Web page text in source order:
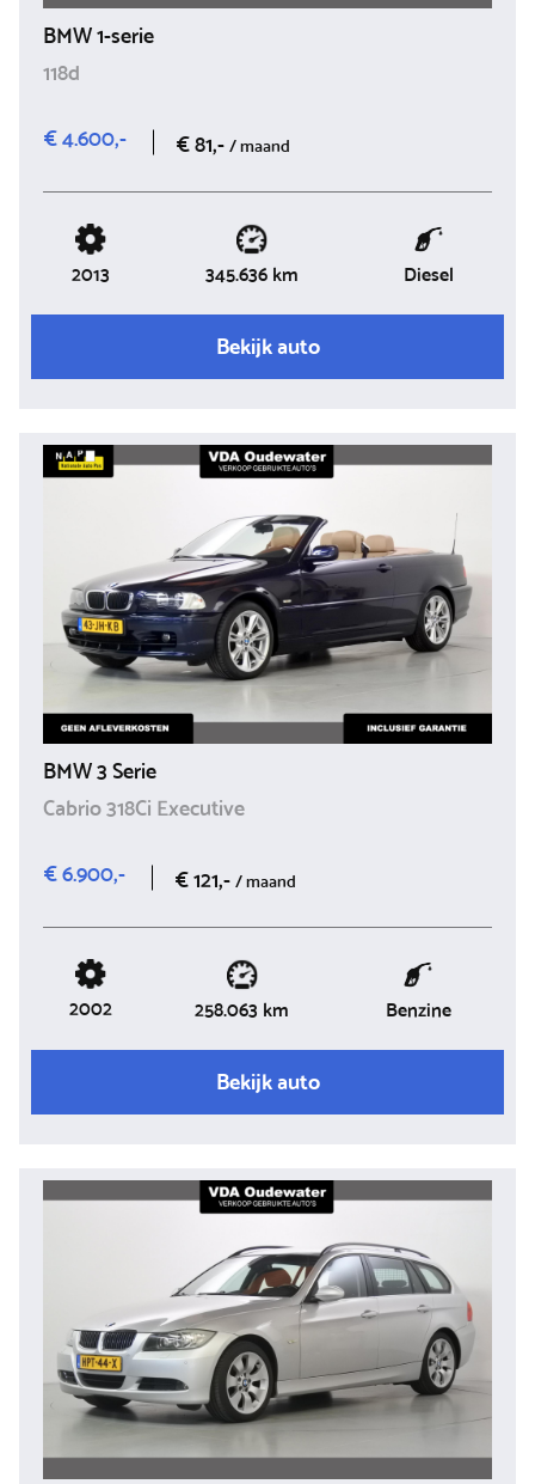
BMW 1-serie
118d
€ 4.600,-
€ 81,-/ maand
2013 345.636 km Diesel
Bekijk auto
BMW 3 Serie
Cabrio 318Ci Executive
€ 6.900,-
€ 121,-/ maand
2002 258.063 km Benzine
Bekijk auto